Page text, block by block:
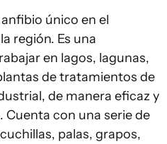
único en el
región. Es una
en lagos, lagunas,
de tratamientos de
de manera eficaz y
con una serie de
palas, grapos,